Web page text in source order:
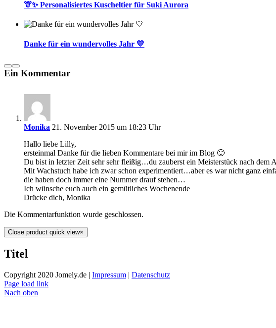
🦒✨ Personalisiertes Kuscheltier für Suki Aurora
Danke für ein wundervolles Jahr 💛
Ein Kommentar
Monika 21. November 2015 um 18:23 Uhr
Hallo liebe Lilly,
ersteinmal Danke für die lieben Kommentare bei mir im Blog 🙂
Du bist in letzter Zeit sehr sehr fleißig…du zauberst ein Meisterstück nach dem
Mit Wachstuch habe ich zwar schon experimentiert…aber es war nicht ganz
die haben doch immer eine Nummer drauf stehen…
Ich wünsche euch auch ein gemütliches Wochenende
Drücke dich, Monika
Die Kommentarfunktion wurde geschlossen.
Close product quick view×
Titel
Copyright 2020 Jomely.de | Impressum | Datenschutz
Page load link
Nach oben